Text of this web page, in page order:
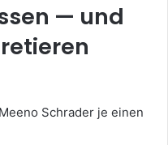
— und
Schrader je einen